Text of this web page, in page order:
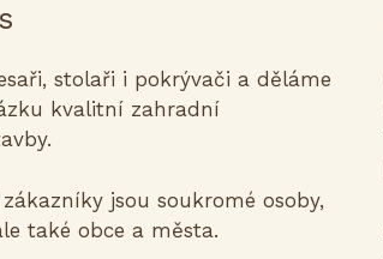
stolaři i pokrývači a děláme
kvalitní zahradní
jsou soukromé osoby,
také obce a města.